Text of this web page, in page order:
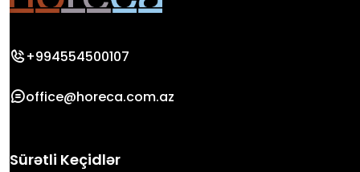
+994554500107
office@horeca.com.az
Sürətli Keçidlər